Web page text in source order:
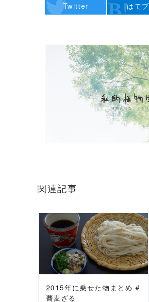
Twitter はてブ
関連記事
READ MORE
2015年に乗せた物まとめ #
蕎麦ざる